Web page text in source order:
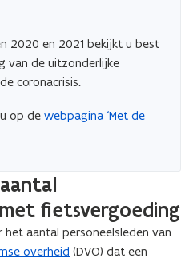
2020 en 2021 bekijkt u best
van de uitzonderlijke
coronacrisis.
op de webpagina ‘Met de
fietsvergoeding
aantal personeelsleden van
overheid (DVO) dat een